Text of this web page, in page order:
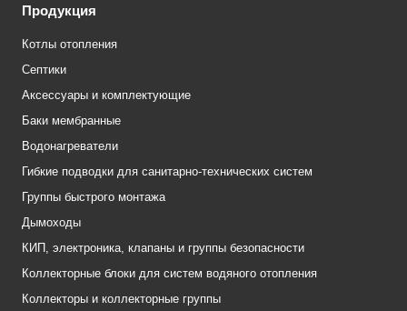
Продукция
Котлы отопления
Септики
Аксессуары и комплектующие
Баки мембранные
Водонагреватели
Гибкие подводки для санитарно-технических систем
Группы быстрого монтажа
Дымоходы
КИП, электроника, клапаны и группы безопасности
Коллекторные блоки для систем водяного отопления
Коллекторы и коллекторные группы